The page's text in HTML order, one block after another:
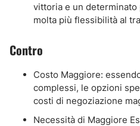
vittoria e un
molta più flessibilità al
Contro
Costo Maggiore:
complessi, le opzioni
costi di negoziazione
Necessità di Maggiore